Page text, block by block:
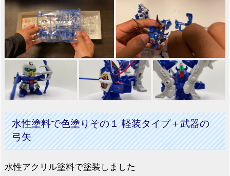
水性塗料で色塗りその１ 軽装タイプ＋武器の
弓矢
水性アクリル塗料で塗装しました